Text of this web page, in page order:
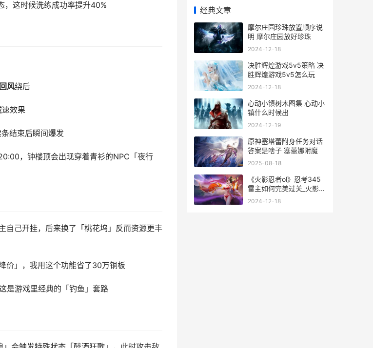
，这时候洗练成功率提升40%
回风绕后
效果
结束后瞬间爆发
，钟楼顶会出现穿着青衫的NPC「夜行
自己开挂，后来换了「桃花坞」反而资源更丰
价」，我用这个功能省了30万铜板
是游戏里经典的「钓鱼」套路
经典文章
摩尔庄园珍珠放置顺序说
明 摩尔庄园放好珍珠
2024-12-18
决胜辉煌游戏5v5策略 决
胜辉煌游戏5v5怎么玩
2024-12-18
心动小镇树木图集 心动小
镇什么时候出
2024-12-19
原神塞塔蕾附身任务对话
答案是啥子 塞蕾娜附魔
2025-08-18
《火影忍者ol》忍考345
雷主如何完美过关_火影忍
者345 火影忍者ol页游怎
2024-12-18